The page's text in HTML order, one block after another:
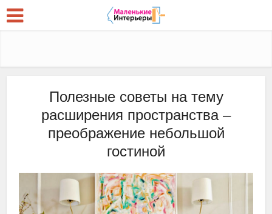
Полезные советы на тему
расширения пространства –
преображение небольшой
гостиной